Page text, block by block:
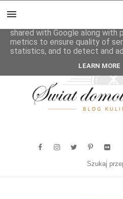
This site uses cookies from
shared with Google along with
metrics to ensure quality of
statistics, and to detect and
LEARN MORE